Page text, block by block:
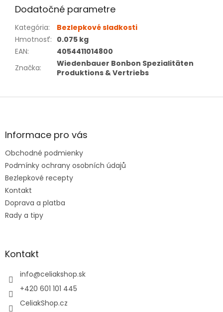
Dodatočné parametre
Kategória:
Bezlepkové sladkosti
Hmotnosť: 0.075 kg
EAN:
4054411014800
Značka:
Wiedenbauer Bonbon Spezialitäten
Produktions & Vertriebs
Z
ä
e
Informace pro vás
Obchodné podmienky
Podmínky ochrany osobních údajů
Bezlepkové recepty
Kontakt
Doprava a platba
Rady a tipy
Kontakt
info@celiakshop.sk
+420 601 101 445
CeliakShop.cz